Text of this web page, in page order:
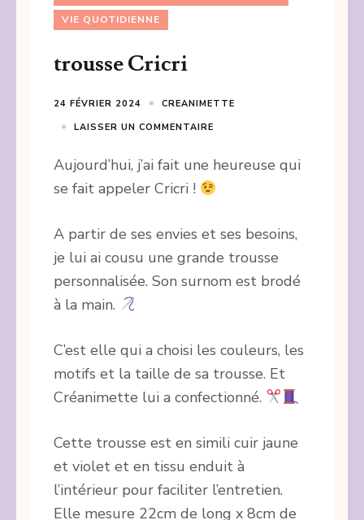
VIE QUOTIDIENNE
trousse Cricri
24 FÉVRIER 2024
CREANIMETTE
LAISSER UN COMMENTAIRE
Aujourd’hui, j’ai fait une heureuse qui
se fait appeler Cricri !
A partir de ses envies et ses besoins,
je lui ai cousu une grande trousse
personnalisée. Son surnom est brodé
à la main.
C’est elle qui a choisi les couleurs, les
motifs et la taille de sa trousse. Et
Créanimette lui a confectionné.
Cette trousse est en simili cuir jaune
et violet et en tissu enduit à
l’intérieur pour faciliter l’entretien.
Elle mesure 22cm de long x 8cm de